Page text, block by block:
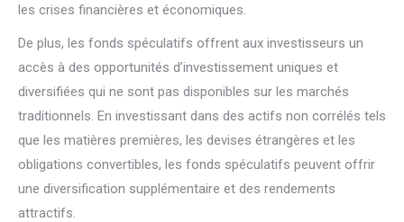
les crises financières et économiques.
De plus, les fonds spéculatifs offrent aux investisseurs un
accès à des opportunités d’investissement uniques et
diversifiées qui ne sont pas disponibles sur les marchés
traditionnels. En investissant dans des actifs non corrélés tels
que les matières premières, les devises étrangères et les
obligations convertibles, les fonds spéculatifs peuvent offrir
une diversification supplémentaire et des rendements
attractifs.